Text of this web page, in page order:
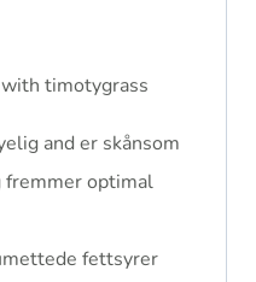
timotygrass
and er skånsom
fremmer optimal
fettsyrer